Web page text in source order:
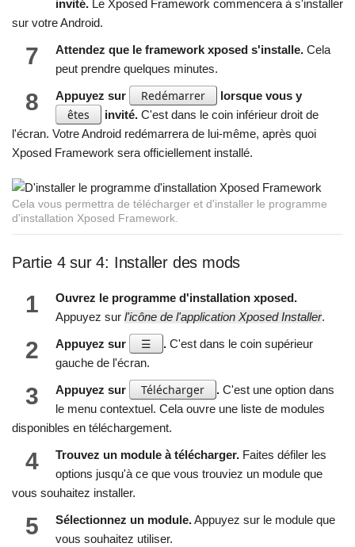
invité. Le Xposed Framework commencera à s'installer
sur votre Android.
7 Attendez que le framework xposed s'installe. Cela
peut prendre quelques minutes.
8 Appuyez sur Redémarrer lorsque vous y
êtes invité. C'est dans le coin inférieur droit de
l'écran. Votre Android redémarrera de lui-même, après quoi
Xposed Framework sera officiellement installé.
Cela vous permettra de télécharger et d'installer le programme
d'installation Xposed Framework.
Partie 4 sur 4: Installer des mods
1
Ouvrez le programme d'installation xposed.
Appuyez sur l'icône de l'application Xposed Installer.
2 Appuyez sur ☰ . C'est dans le coin supérieur
gauche de l'écran.
3 Appuyez sur Télécharger . C'est une option dans
le menu contextuel. Cela ouvre une liste de modules
disponibles en téléchargement.
4 Trouvez un module à télécharger. Faites défiler les
options jusqu'à ce que vous trouviez un module que
vous souhaitez installer.
5 Sélectionnez un module.Appuyez sur le module que
vous souhaitez utiliser.